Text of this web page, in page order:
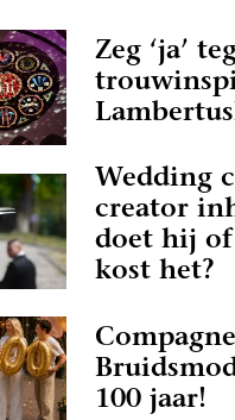
Zeg ‘ja’
Wedding
creator
doet hij
kost het?
Compagne
100 jaar!